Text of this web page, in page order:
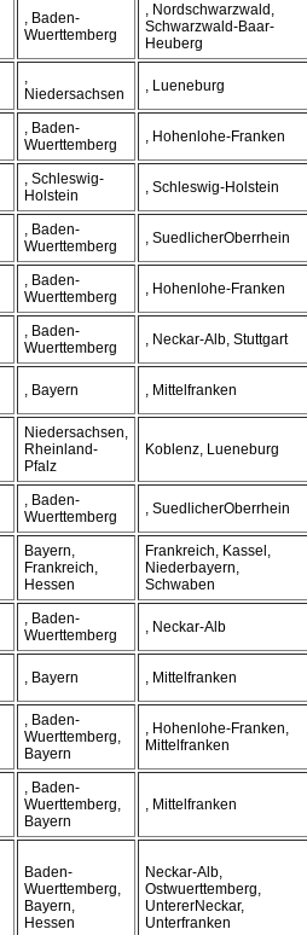
, Baden-
Wuerttemberg
, Nordschwarzwald,
Schwarzwald-Baar-
Heuberg
,
Niedersachsen
, Lueneburg
, Baden-
Wuerttemberg
, Hohenlohe-Franken
, Schleswig-
Holstein
, Schleswig-Holstein
, Baden-
Wuerttemberg
, SuedlicherOberrhein
, Baden-
Wuerttemberg
, Hohenlohe-Franken
, Baden-
Wuerttemberg
, Neckar-Alb, Stuttgart
, Bayern , Mittelfranken
Niedersachsen,
Rheinland-
Pfalz
Koblenz, Lueneburg
, Baden-
Wuerttemberg
, SuedlicherOberrhein
Bayern,
Frankreich,
Hessen
Frankreich, Kassel,
Niederbayern,
Schwaben
, Baden-
Wuerttemberg
, Neckar-Alb
, Bayern , Mittelfranken
, Baden-
Wuerttemberg,
Bayern
, Hohenlohe-Franken,
Mittelfranken
, Baden-
Wuerttemberg,
Bayern
, Mittelfranken
Baden-
Wuerttemberg,
Bayern,
Hessen
Neckar-Alb,
Ostwuerttemberg,
UntererNeckar,
Unterfranken